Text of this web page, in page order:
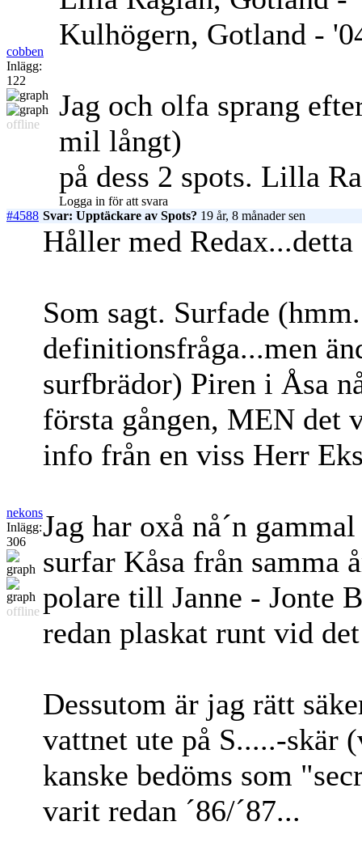
cobben
Inlägg:
122
offline
Kulhögern, Gotland -
Jag och olfa sprang
mil långt)
på dess 2 spots. Lilla
Logga in för att svara
#4588 Svar: Upptäckare av Spots? 19 år, 8 månader sen
nekons
Inlägg:
306
offline
Håller med
Som sagt. Surfade
definitionsfråga...men
surfbrädor) Piren i Åsa
första gången, MEN det
info från en viss Herr
Jag har oxå nå´n
surfar Kåsa från samma
polare till Janne - Jonte
redan plaskat runt vid
Dessutom är jag rätt
vattnet ute på S.....-skär
kanske bedöms som
varit redan ´86/´87...